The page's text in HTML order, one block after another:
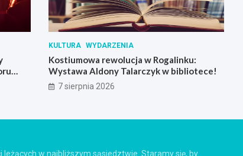
KULTURA WYDARZENIA
Kostiumowa rewolucja w Rogalinku:
Wystawa Aldony Talarczyk w bibliotece!
7 sierpnia 2026
w najbliższym sąsiedztwie. Staramy się, by